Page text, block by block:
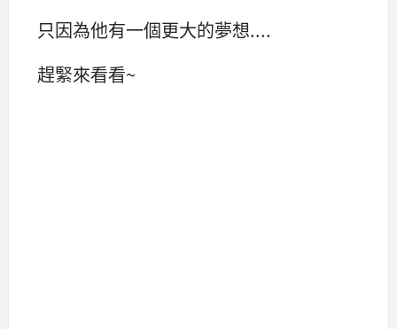
只因為他有一個更大的夢想....
趕緊來看看~